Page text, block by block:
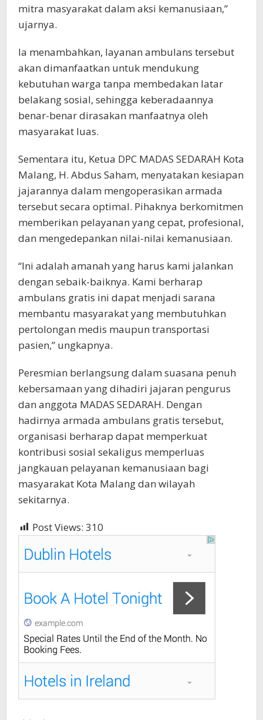
mitra masyarakat dalam aksi kemanusiaan,”
ujarnya.
Ia menambahkan, layanan ambulans tersebut
akan dimanfaatkan untuk mendukung
kebutuhan warga tanpa membedakan latar
belakang sosial, sehingga keberadaannya
benar-benar dirasakan manfaatnya oleh
masyarakat luas.
Sementara itu, Ketua DPC MADAS SEDARAH Kota
Malang, H. Abdus Saham, menyatakan kesiapan
jajarannya dalam mengoperasikan armada
tersebut secara optimal. Pihaknya berkomitmen
memberikan pelayanan yang cepat, profesional,
dan mengedepankan nilai-nilai kemanusiaan.
“Ini adalah amanah yang harus kami jalankan
dengan sebaik-baiknya. Kami berharap
ambulans gratis ini dapat menjadi sarana
membantu masyarakat yang membutuhkan
pertolongan medis maupun transportasi
pasien,” ungkapnya.
Peresmian berlangsung dalam suasana penuh
kebersamaan yang dihadiri jajaran pengurus
dan anggota MADAS SEDARAH. Dengan
hadirnya armada ambulans gratis tersebut,
organisasi berharap dapat memperkuat
kontribusi sosial sekaligus memperluas
jangkauan pelayanan kemanusiaan bagi
masyarakat Kota Malang dan wilayah
sekitarnya.
Post Views: 310